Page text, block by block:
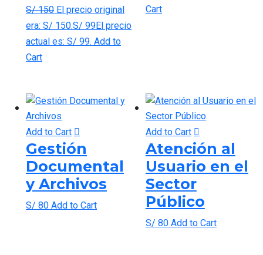
S/150 El precio original
era: S/ 150.S/ 99El precio
actual es: S/ 99. Add to
Cart
Cart
Add to Cart
Gestión
Documental
y Archivos
S/ 80 Add to Cart
Add to Cart
Atención al
Usuario en el
Sector
Público
S/ 80 Add to Cart